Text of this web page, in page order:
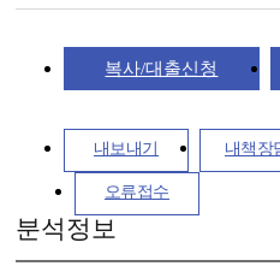
복사/대출신청
내보내기 내책장
오류접수
분석정보